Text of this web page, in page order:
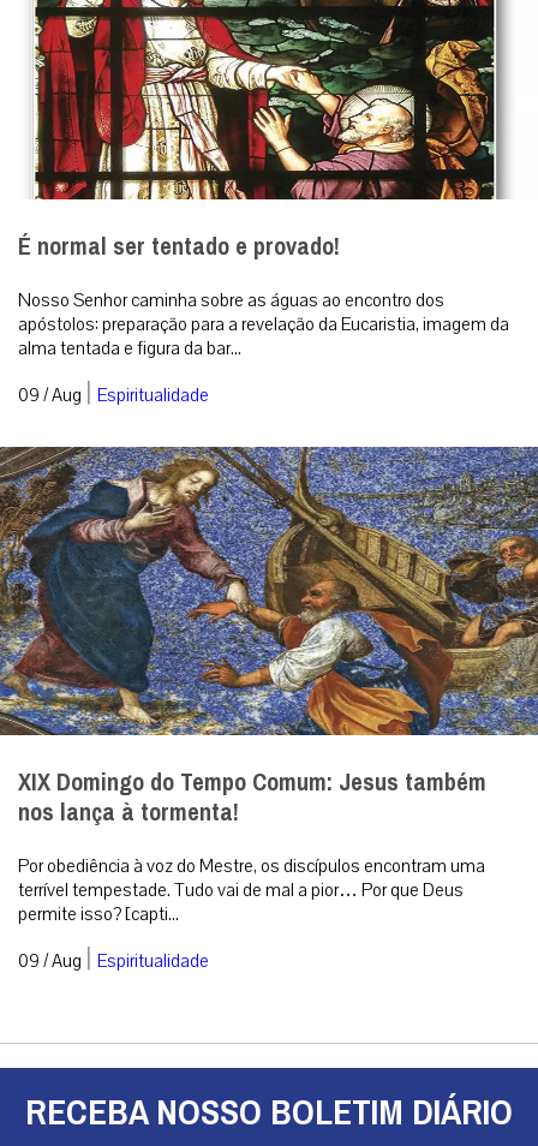
É normal ser tentado e provado!
Nosso Senhor caminha sobre as águas ao encontro dos
apóstolos: preparação para a revelação da Eucaristia, imagem da
alma tentada e figura da bar...
09 / Aug | Espiritualidade
XIX Domingo do Tempo Comum: Jesus também
nos lança à tormenta!
Por obediência à voz do Mestre, os discípulos encontram uma
terrível tempestade. Tudo vai de mal a pior… Por que Deus
permite isso? [capti...
09 / Aug | Espiritualidade
RECEBA NOSSO BOLETIM DIÁRIO